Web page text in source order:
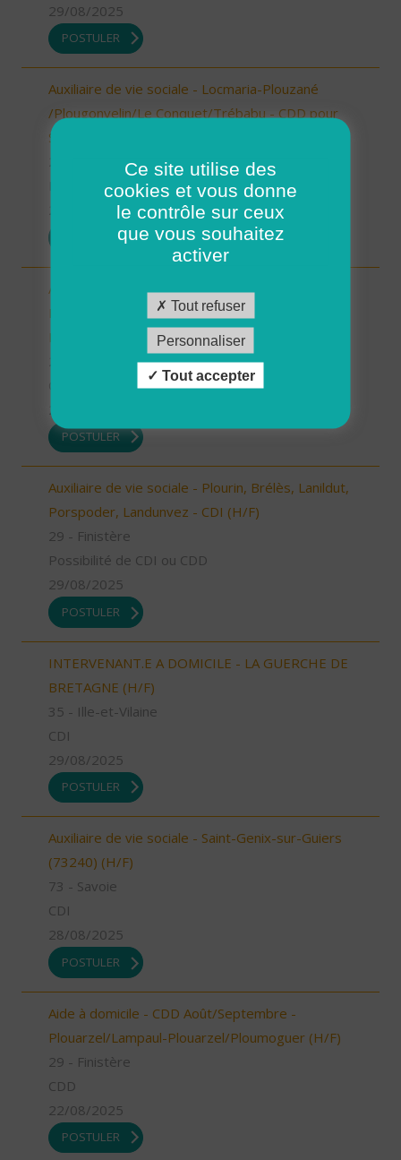
29/08/2025
POSTULER
Auxiliaire de vie sociale - Locmaria-Plouzané
/Plougonvelin/Le Conquet/Trébabu - CDD pour
Septembre (H/F)
29 - Finistère
Possibilité de CDI ou CDD
29/08/2025
POSTULER
Aide à domicile - CDD Septembre -
Ploudalmézeau, Lampaul-Ploudalmézeau, St
Pabu (H/F)
29/08/2025
POSTULER
Auxiliaire de vie sociale - Plourin, Brélès, Lanildut,
Porspoder, Landunvez - CDI (H/F)
29 - Finistère
Possibilité de CDI ou CDD
29/08/2025
POSTULER
INTERVENANT.E A DOMICILE - LA GUERCHE DE
BRETAGNE (H/F)
35 - Ille-et-Vilaine
CDI
29/08/2025
POSTULER
Auxiliaire de vie sociale - Saint-Genix-sur-Guiers
(73240) (H/F)
73 - Savoie
CDI
28/08/2025
POSTULER
Aide à domicile - CDD Août/Septembre -
Plouarzel/Lampaul-Plouarzel/Ploumoguer (H/F)
29 - Finistère
CDD
22/08/2025
POSTULER
Ce site utilise des
cookies et vous donne
le contrôle sur ceux
que vous souhaitez
activer
Tout refuser
Personnaliser
Tout accepter